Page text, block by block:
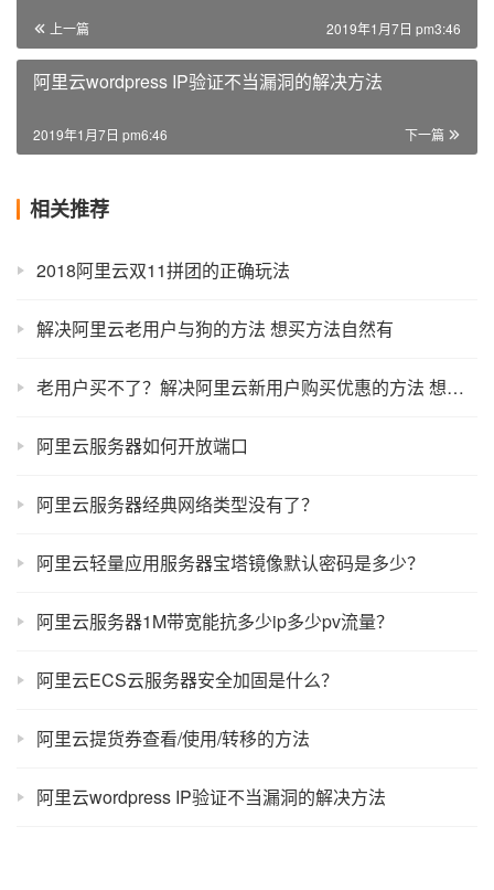
上一篇 2019年1月7日 pm3:46
阿里云wordpress IP验证不当漏洞的解决方法
下一篇
2019年1月7日 pm6:46
相关推荐
2018阿里云双11拼团的正确玩法
解决阿里云老用户与狗的方法 想买方法自然有
老用户买不了？解决阿里云新用户购买优惠的方法 想买自然有办法
阿里云服务器如何开放端口
阿里云服务器经典网络类型没有了？
阿里云轻量应用服务器宝塔镜像默认密码是多少？
阿里云服务器1M带宽能抗多少ip多少pv流量？
阿里云ECS云服务器安全加固是什么？
阿里云提货券查看/使用/转移的方法
阿里云wordpress IP验证不当漏洞的解决方法